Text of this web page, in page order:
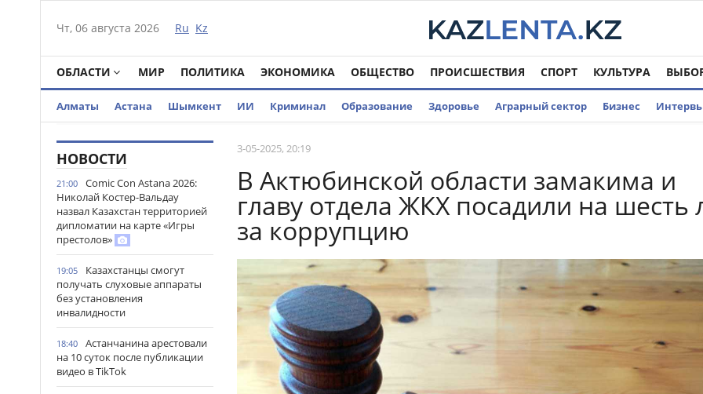
Чт, 06 августа 2026 Ru Kz
ОБЛАСТИ МИР ПОЛИТИКА ЭКОНОМИКА ОБЩЕСТВО ПРОИСШЕСТВИЯ СПОРТ КУЛЬТУРА
Алматы Астана Шымкент ИИ Криминал Образование Здоровье Аграрный сектор Бизнес
НОВОСТИ
21:00
Comic Con Astana 2026:
Николай Костер-Вальдау
назвал Казахстан территорией
дипломатии на карте «Игры
престолов»
19:05
Казахстанцы смогут
получать слуховые аппараты
без установления
инвалидности
18:40
Астанчанина арестовали
на 10 суток после публикации
видео в TikTok
3-05-2025, 20:19
В Актюбинской области замакима и
главу отдела ЖКХ посадили на шесть
за коррупцию